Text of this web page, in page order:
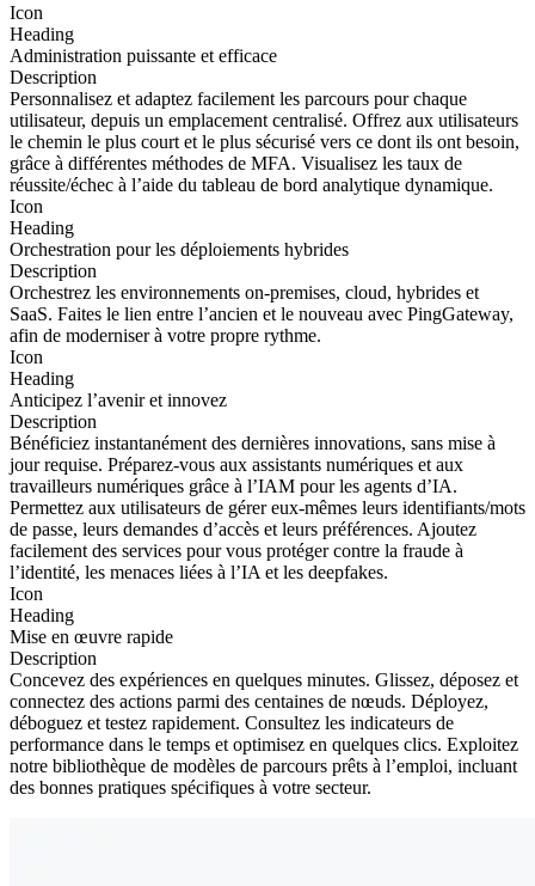
Icon
Heading
Administration puissante et efficace
Description
Personnalisez et adaptez facilement les parcours pour chaque
utilisateur, depuis un emplacement centralisé. Offrez aux utilisateurs
le chemin le plus court et le plus sécurisé vers ce dont ils ont besoin,
grâce à différentes méthodes de MFA. Visualisez les taux de
réussite/échec à l’aide du tableau de bord analytique dynamique.
Icon
Heading
Orchestration pour les déploiements hybrides
Description
Orchestrez les environnements on-premises, cloud, hybrides et
SaaS. Faites le lien entre l’ancien et le nouveau avec PingGateway,
afin de moderniser à votre propre rythme.
Icon
Heading
Anticipez l’avenir et innovez
Description
Bénéficiez instantanément des dernières innovations, sans mise à
jour requise. Préparez-vous aux assistants numériques et aux
travailleurs numériques grâce à l’IAM pour les agents d’IA.
Permettez aux utilisateurs de gérer eux-mêmes leurs identifiants/mots
de passe, leurs demandes d’accès et leurs préférences. Ajoutez
facilement des services pour vous protéger contre la fraude à
l’identité, les menaces liées à l’IA et les deepfakes.
Icon
Heading
Mise en œuvre rapide
Description
Concevez des expériences en quelques minutes. Glissez, déposez et
connectez des actions parmi des centaines de nœuds. Déployez,
déboguez et testez rapidement. Consultez les indicateurs de
performance dans le temps et optimisez en quelques clics. Exploitez
notre bibliothèque de modèles de parcours prêts à l’emploi, incluant
des bonnes pratiques spécifiques à votre secteur.